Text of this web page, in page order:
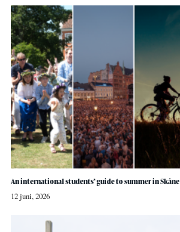
An international students’ guide to summer in Skåne
12 juni, 2026